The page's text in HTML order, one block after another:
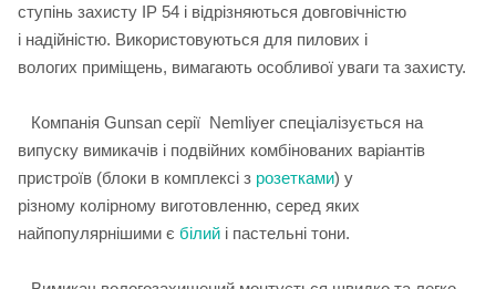
ступінь захисту IP 54 і відрізняються довговічністю
і надійністю. Використовуються для пилових і
вологих приміщень, вимагають особливої уваги та захисту.
Компанія Gunsan серії Nemliyer спеціалізується на
випуску вимикачів і подвійних комбінованих варіантів
пристроїв (блоки в комплексі з розетками) у
різному колірному виготовленню, серед яких
найпопулярнішими є білий і пастельні тони.